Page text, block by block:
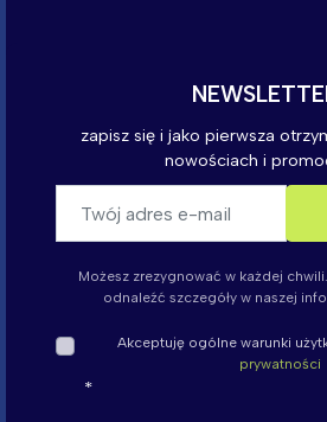
Możesz zrezygnować w każdej
odnaleźć szczegóły w naszej
Akceptuję ogólne warunki
prywatności